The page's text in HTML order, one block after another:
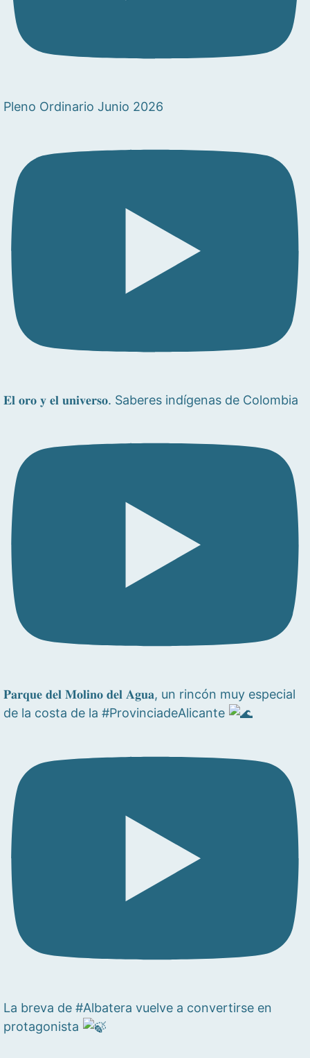
Pleno Ordinario Junio 2026
𝐄𝐥 𝐨𝐫𝐨 𝐲 𝐞𝐥 𝐮𝐧𝐢𝐯𝐞𝐫𝐬𝐨. Saberes indígenas de Colombia
𝐏𝐚𝐫𝐪𝐮𝐞 𝐝𝐞𝐥 𝐌𝐨𝐥𝐢𝐧𝐨 𝐝𝐞𝐥 𝐀𝐠𝐮𝐚, un rincón muy especial
de la costa de la #ProvinciadeAlicante
La breva de #Albatera vuelve a convertirse en
protagonista